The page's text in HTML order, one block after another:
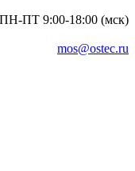
ПН-ПТ 9:00-18:00 (мск)
mos@ostec.ru